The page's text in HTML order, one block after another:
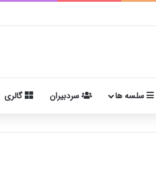
سلسه ها سردبیران گالری